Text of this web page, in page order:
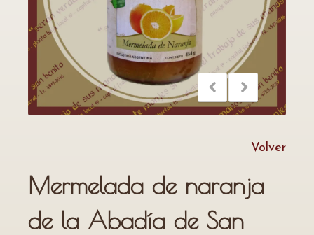
Volver
Mermelada de naranja
de la Abadía de San